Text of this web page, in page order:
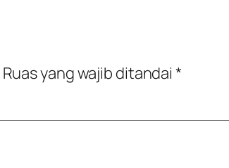
Ruas yang wajib ditandai*